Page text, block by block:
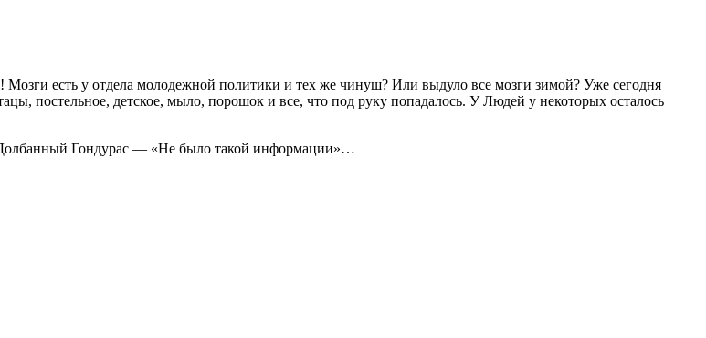
есть у отдела молодежной политики и тех же чинуш? Или выдуло все мозги зимой? Уже сегодня
постельное, детское, мыло, порошок и все, что под руку попадалось. У Людей у некоторых осталось
Гондурас — «Не было такой информации»…